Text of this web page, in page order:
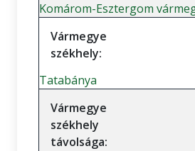
Komárom-Esztergom
Vármegye
székhely:
Tatabánya
Vármegye
székhely
távolsága: